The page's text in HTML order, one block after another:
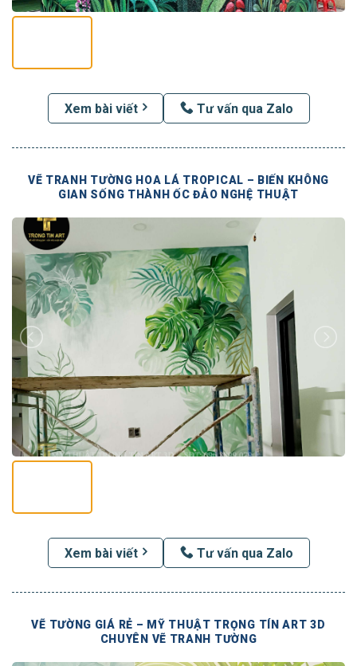
Xem bài viết Tư vấn qua Zalo
VẼ TRANH TƯỜNG HOA LÁ TROPICAL – BIẾN KHÔNG
GIAN SỐNG THÀNH ỐC ĐẢO NGHỆ THUẬT
Xem bài viết Tư vấn qua Zalo
VẼ TƯỜNG GIÁ RẺ – MỸ THUẬT TRỌNG TÍN ART 3D
CHUYÊN VẼ TRANH TƯỜNG